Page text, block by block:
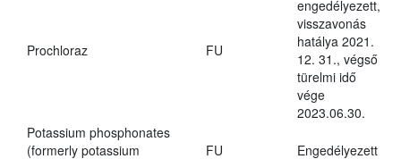
Prochloraz FU
engedélyezett,
visszavonás
hatálya 2021.
12. 31., végső
türelmi idő
vége
2023.06.30.
Potassium phosphonates
(formerly potassium
FU Engedélyezett